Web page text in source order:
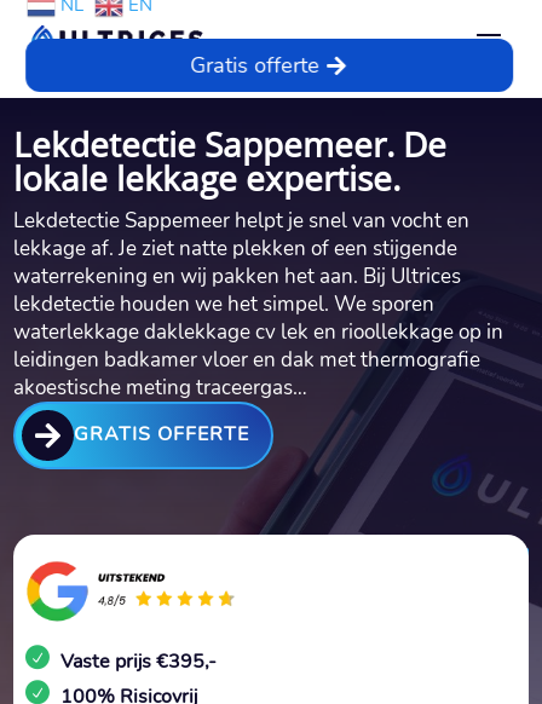
NL EN
Gratis offerte
Lekdetectie Sappemeer. De
lokale lekkage expertise.
Lekdetectie Sappemeer helpt je snel van vocht en
lekkage af.​ Je ziet natte plekken of een stijgende
waterrekening en wij pakken het aan.​ Bij Ultrices
lekdetectie houden we het simpel.​ We sporen
waterlekkage daklekkage cv lek en rioollekkage op in
leidingen badkamer vloer en dak met thermografie
akoestische meting traceergas…
 GRATIS OFFERTE
Vaste prijs €395,-
100% Risicovrij